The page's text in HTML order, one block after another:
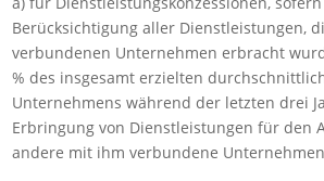
Berücksichtigung aller Dienstleistungen,
verbundenen Unternehmen erbracht
% des insgesamt erzielten
Unternehmens während der letzten drei
Erbringung von Dienstleistungen für den
andere mit ihm verbundene